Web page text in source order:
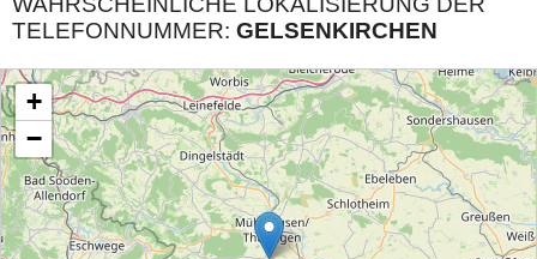
TELEFONNUMMER: GELSENKIRCHEN